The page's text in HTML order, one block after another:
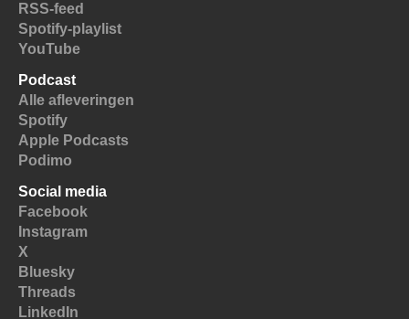
RSS-feed
Spotify-playlist
YouTube
Podcast
Alle afleveringen
Spotify
Apple Podcasts
Podimo
Social media
Facebook
Instagram
X
Bluesky
Threads
LinkedIn